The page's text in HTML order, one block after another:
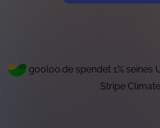
gooloo.de spendet 1% seines
Stripe